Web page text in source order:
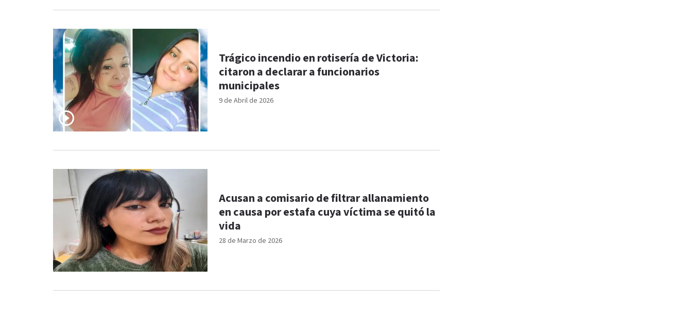
9 de Abril de 2026
Trágico incendio en rotisería de Victoria:
citaron a declarar a funcionarios
municipales
28 de Marzo de 2026
Acusan a comisario de filtrar allanamiento
en causa por estafa cuya víctima se quitó la
vida